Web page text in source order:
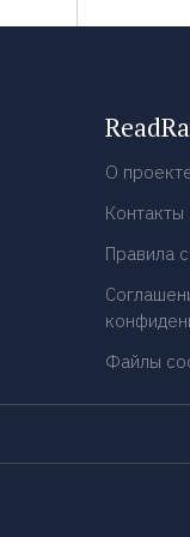
О
Контакты
Правила
Файлы